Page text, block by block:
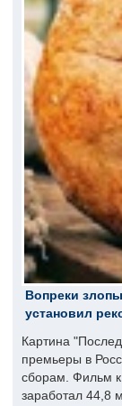
Вопреки
установил
Картина
премьеры в
сборам. Фильм к
заработал 44,8